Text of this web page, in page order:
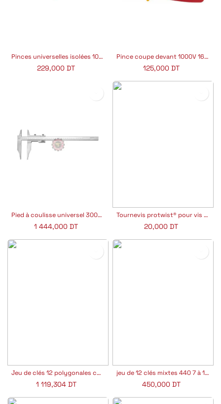
Pinces universelles isolées 1000V FACOM
229,000 DT
Pince coupe devant 1000V 16CM FACOM
125,000DT
Pied à coulisse universel 300MM FACOM
1 444,000 DT
Tournevis protwist® pour vis cruciformes phillips® FACOM
20,000 DT
Jeu de clés 12 polygonales contrecoudes de 6x7 à 30x32mm en boîte Facom 55A.JE12
1 119,304DT
jeu de 12 clés mixtes 440 7 à 19mm sur étui jp facom 440.JP12APB
450,000DT